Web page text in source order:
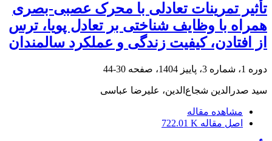
تأثیر تمرینات تعادلی با محرک عصبی-بصری
همراه با وظایف شناختی بر تعادل پویا، ترس
از افتادن، کیفیت زندگی و عملکرد سالمندان
دوره 1، شماره 3، پاییز 1404، صفحه 30-44
سید صدرالدین شجاع‌الدین، علیرضا عباسی
مشاهده مقاله
اصل مقاله 722.01 K